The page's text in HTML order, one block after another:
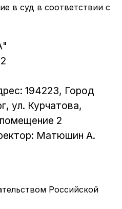
в суд в соответствии с
194223, Город
ул. Курчатова,
2
Матюшин А.
Российской